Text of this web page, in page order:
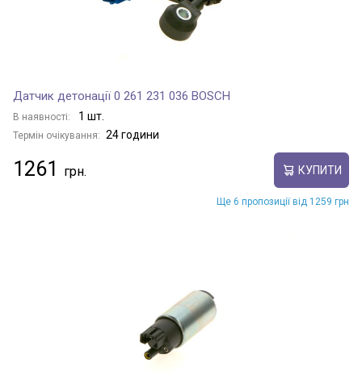
Датчик детонації 0 261 231 036 BOSCH
В наявності: 1 шт.
Термін очікування: 24 години
1261 КУПИТИ
Ще 6 пропозиції від 1259 грн